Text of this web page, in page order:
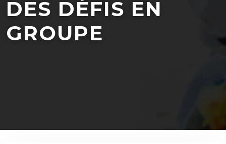
DES DÉFIS EN
GROUPE